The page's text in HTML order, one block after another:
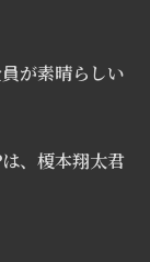
が素晴らしい
、榎本翔太君